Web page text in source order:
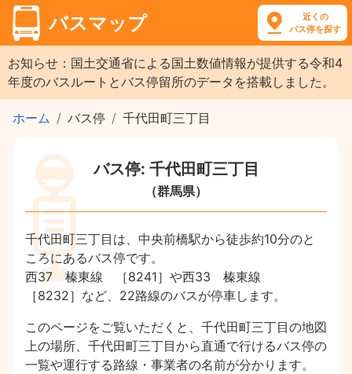
バスマップ
近くの
バス停を探す
お知らせ：国土交通省による国土数値情報が提供する令和4
年度のバスルートとバス停留所のデータを搭載しました。
ホーム バス停 千代田町三丁目
バス停: 千代田町三丁目
（群馬県）
千代田町三丁目は、中央前橋駅から徒歩約10分のと
ころにあるバス停です。
西37 榛東線 ［8241］や西33 榛東線
［8232］など、22路線のバスが停車します。
このページをご覧いただくと、千代田町三丁目の地図
上の場所、千代田町三丁目から直通で行けるバス停の
一覧や運行する路線・事業者の名前が分かります。